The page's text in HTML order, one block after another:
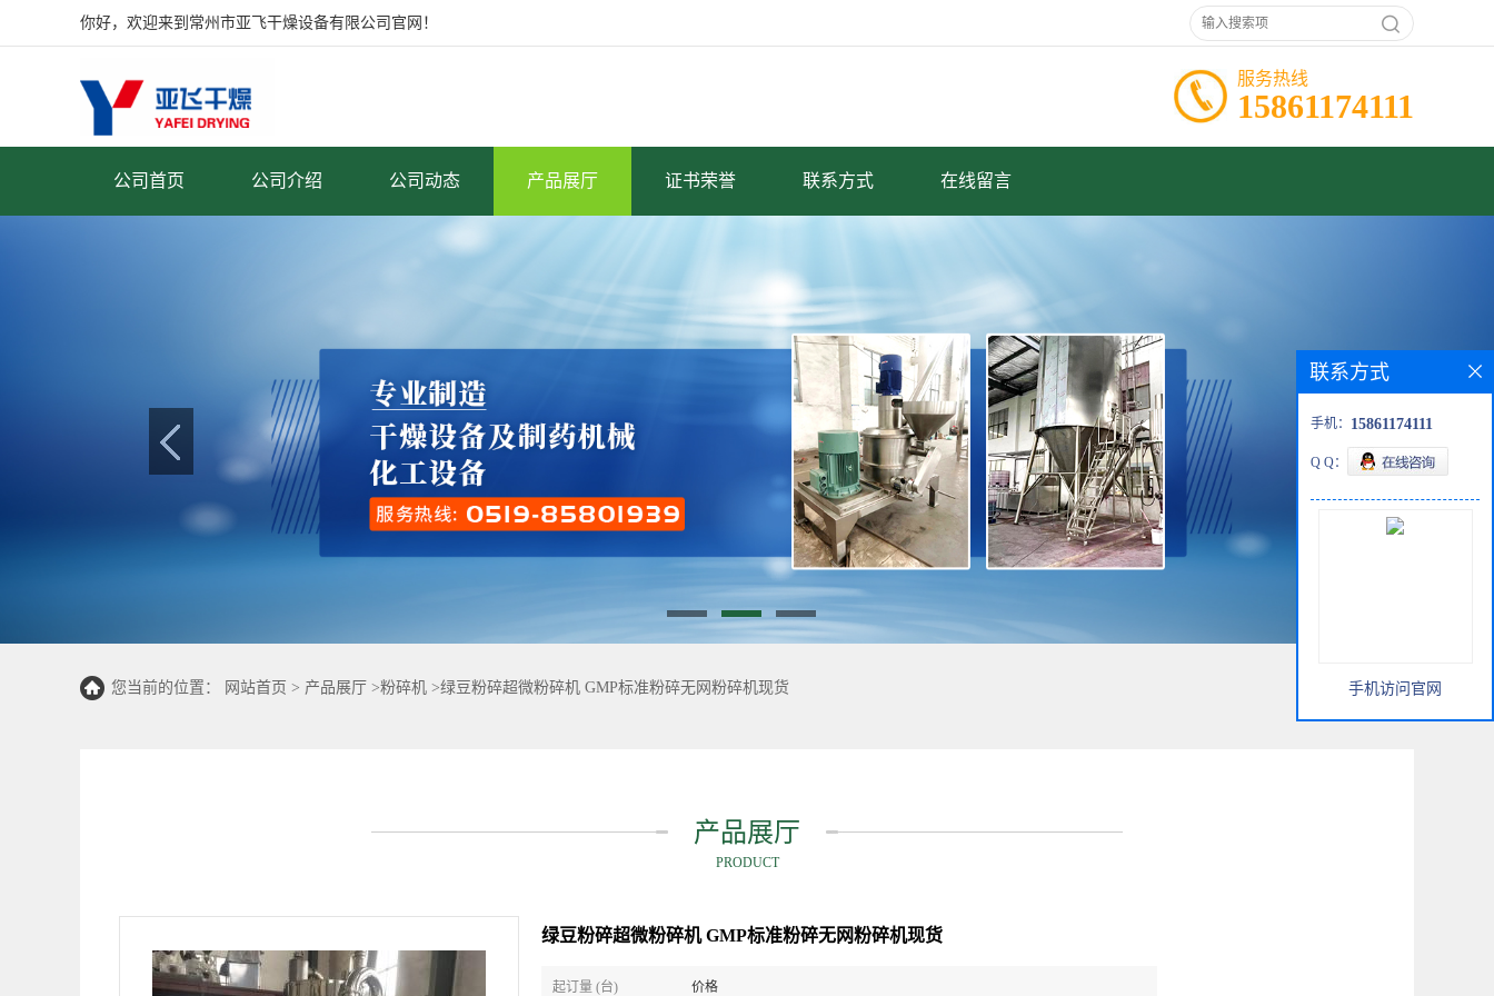
你好，欢迎来到常州市亚飞干燥设备有限公司官网！
服务热线
15861174111
公司首页 公司介绍 公司动态 产品展厅 证书荣誉 联系方式 在线留言
您当前的位置： 网站首页 > 产品展厅 >粉碎机 >绿豆粉碎超微粉碎机 GMP标准粉碎无网粉碎机现货
产品展厅
PRODUCT
绿豆粉碎超微粉碎机 GMP标准粉碎无网粉碎机现货
起订量 (台) 价格
联系方式
手机： 15861174111
Q Q：
手机访问官网